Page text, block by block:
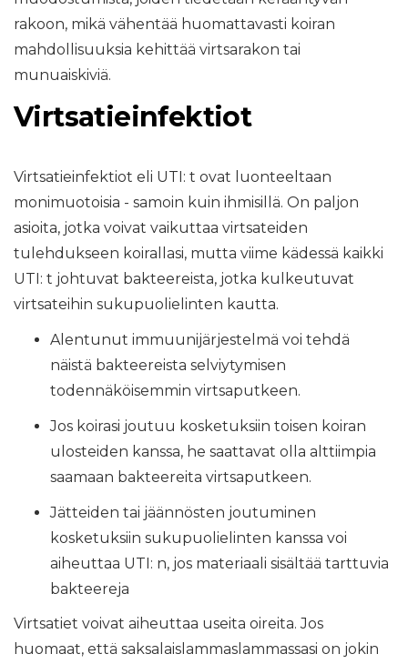
rakoon, mikä vähentää huomattavasti koiran
mahdollisuuksia kehittää virtsarakon tai
munuaiskiviä.
Virtsatieinfektiot
Virtsatieinfektiot eli UTI: t ovat luonteeltaan
monimuotoisia - samoin kuin ihmisillä. On paljon
asioita, jotka voivat vaikuttaa virtsateiden
tulehdukseen koirallasi, mutta viime kädessä kaikki
UTI: t johtuvat bakteereista, jotka kulkeutuvat
virtsateihin sukupuolielinten kautta.
Alentunut immuunijärjestelmä voi tehdä
näistä bakteereista selviytymisen
todennäköisemmin virtsaputkeen.
Jos koirasi joutuu kosketuksiin toisen koiran
ulosteiden kanssa, he saattavat olla alttiimpia
saamaan bakteereita virtsaputkeen.
Jätteiden tai jäännösten joutuminen
kosketuksiin sukupuolielinten kanssa voi
aiheuttaa UTI: n, jos materiaali sisältää tarttuvia
bakteereja
Virtsatiet voivat aiheuttaa useita oireita. Jos
huomaat, että saksalaislammaslammassasi on jokin